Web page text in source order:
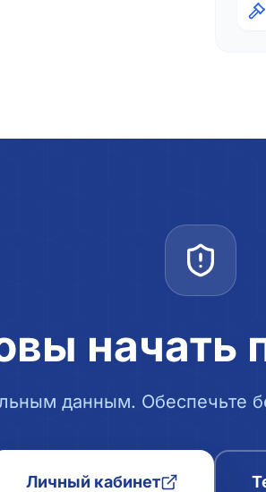
начать
данным. Обеспечьте
Личный кабинет